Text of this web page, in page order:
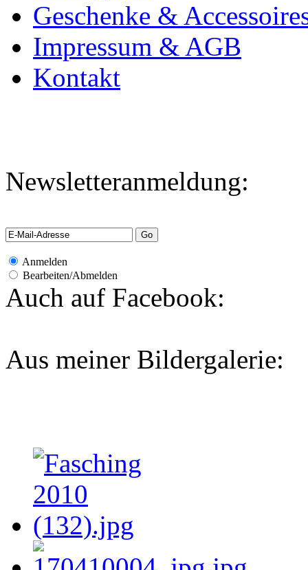
Geschenke &
Impressum & AGB
Kontakt
Newsletteranmeldung:
Anmelden
Bearbeiten/Abmelden
Auch auf Facebook:
Aus meiner Bildergalerie: